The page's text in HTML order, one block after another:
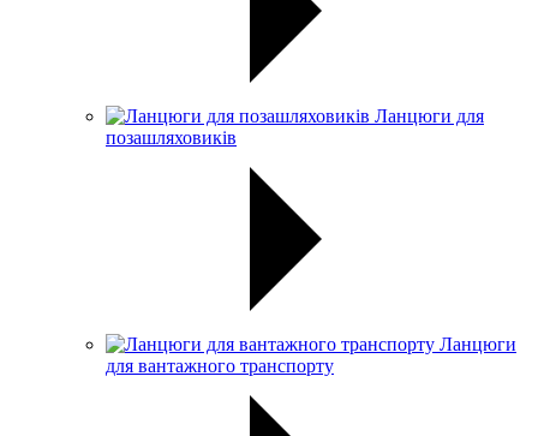
Ланцюги для
позашляховиків
Ланцюги
для вантажного транспорту